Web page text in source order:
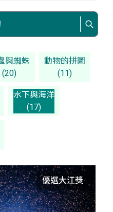
與蜘蛛
(20)
動物的拼圖
(11)
水下與海洋
(17)
優選大江獎